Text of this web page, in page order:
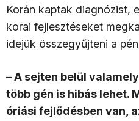
Korán kaptak diagnózist,
korai fejlesztéseket
idejük összegyűjteni a
– A sejten belül
több gén is hibás lehet.
óriási fejlődésben van,